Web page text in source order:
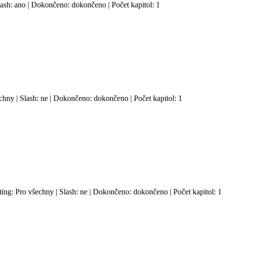
ano | Dokončeno: dokončeno | Počet kapitol: 1
| Slash: ne | Dokončeno: dokončeno | Počet kapitol: 1
Pro všechny | Slash: ne | Dokončeno: dokončeno | Počet kapitol: 1